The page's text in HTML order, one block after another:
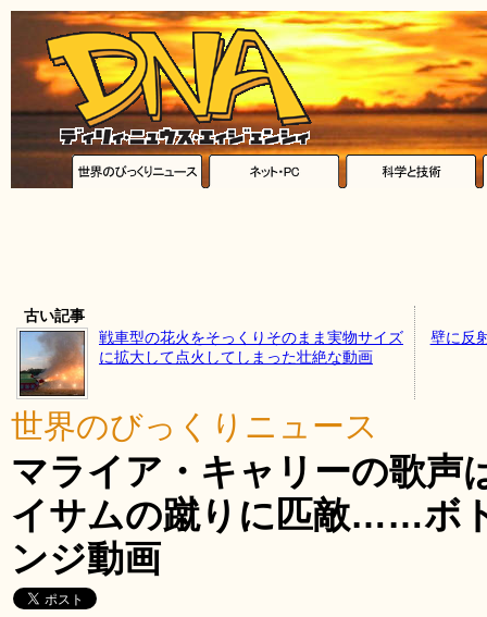
古い記事
戦車型の花火をそっくりそのまま実物サイズ
に拡大して点火してしまった壮絶な動画
壁に反
世界のびっくりニュース
マライア・キャリーの歌声
イサムの蹴りに匹敵……ボ
ンジ動画